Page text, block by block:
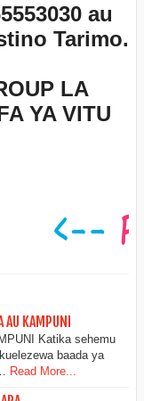
au
Tarimo.
LA
YA VITU
AU KAMPUNI
Katika sehemu
baada ya
Read More...